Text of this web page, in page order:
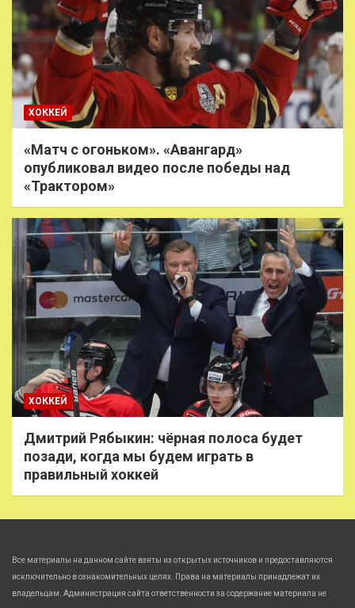
ХОККЕЙ
«Матч с огоньком». «Авангард»
опубликовал видео после победы над
«Трактором»
ХОККЕЙ
Дмитрий Рябыкин: чёрная полоса будет
позади, когда мы будем играть в
правильный хоккей
Все материалы на данном сайте взяты из открытых источников и предоставляются
исключительно в ознакомительных целях. Права на материалы принадлежат их
владельцам. Администрация сайта ответственности за содержание материала не